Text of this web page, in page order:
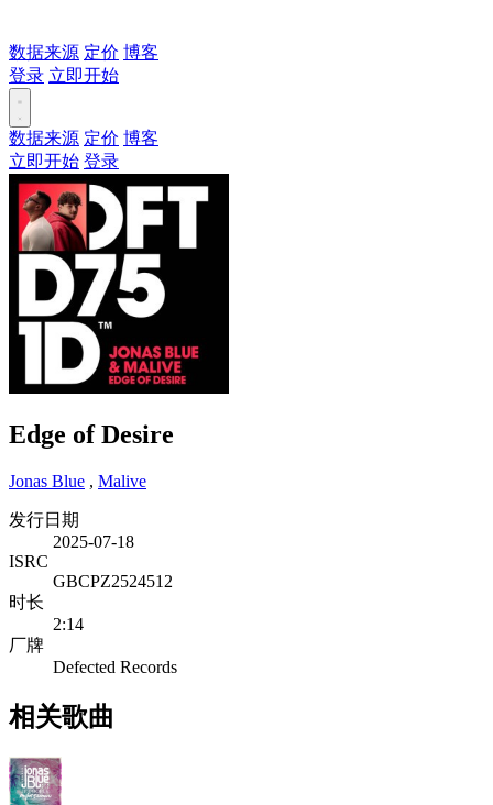
数据来源 定价 博客
登录 立即开始
数据来源 定价 博客
立即开始 登录
Edge of Desire
Jonas Blue , Malive
发行日期
2025-07-18
ISRC
GBCPZ2524512
时长
2:14
厂牌
Defected Records
相关歌曲